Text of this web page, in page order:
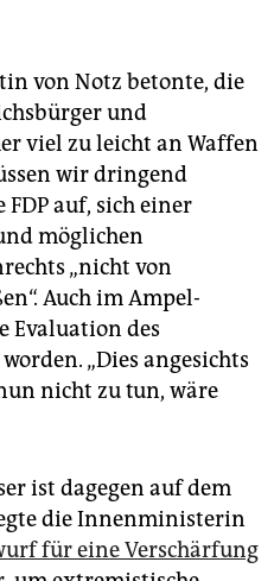
von Notz betonte, die
und
viel zu leicht an Waffen
wir dringend
auf, sich einer
möglichen
„nicht von
Auch im Ampel-
Evaluation des
„Dies angesichts
nicht zu tun, wäre
ist dagegen auf dem
die Innenministerin
für eine Verschärfung